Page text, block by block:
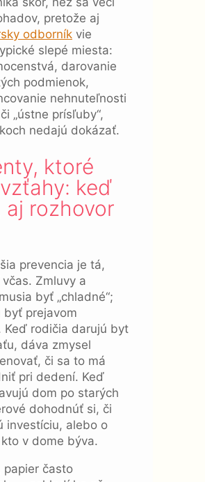
pretože aj
odborník vie
slepé miesta:
darovanie
podmienok,
nehnuteľnosti
„ústne prísľuby“,
nedajú dokázať.
ktoré
keď
aj rozhovor
prevencia je tá,
Zmluvy a
byť „chladné“;
byť prejavom
Keď rodičia darujú byt
dáva zmysel
či sa to má
pri dedení. Keď
dom po starých
dohodnúť si, či
investíciu, alebo o
v dome býva.
papier často